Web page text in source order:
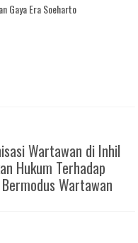
Gaya Era Soeharto
Wartawan di Inhil
Hukum Terhadap
Wartawan